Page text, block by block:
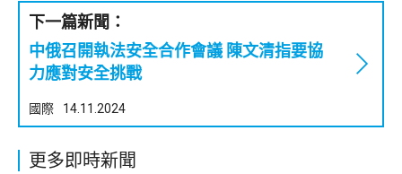
下一篇新聞：
中俄召開執法安全合作會議 陳文清指要協
力應對安全挑戰
國際 14.11.2024
更多即時新聞